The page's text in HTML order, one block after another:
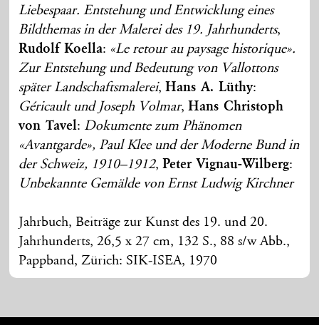
Liebespaar. Entstehung und Entwicklung eines
Bildthemas in der Malerei des 19. Jahrhunderts,
Rudolf Koella: «Le retour au paysage historique».
Zur Entstehung und Bedeutung von Vallottons
später Landschaftsmalerei,Hans A. Lüthy:
Géricault und Joseph Volmar,Hans Christoph
von Tavel: Dokumente zum Phänomen
«Avantgarde», Paul Klee und der Moderne Bund in
der Schweiz, 1910–1912,Peter Vignau-Wilberg:
Unbekannte Gemälde von Ernst Ludwig Kirchner
Jahrbuch, Beiträge zur Kunst des 19. und 20.
Jahrhunderts, 26,5 x 27 cm, 132 S., 88 s/w Abb.,
Pappband, Zürich: SIK-ISEA, 1970